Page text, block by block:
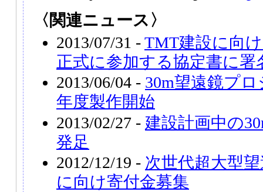
〈関連ニュース〉
2013/07/31 -TMT建設に向
正式に参加する協定書に署
2013/06/04 - 30m望遠鏡プ
年度製作開始
2013/02/27 - 建設計画中の
発足
2012/12/19 - 次世代超大型
に向け寄付金募集